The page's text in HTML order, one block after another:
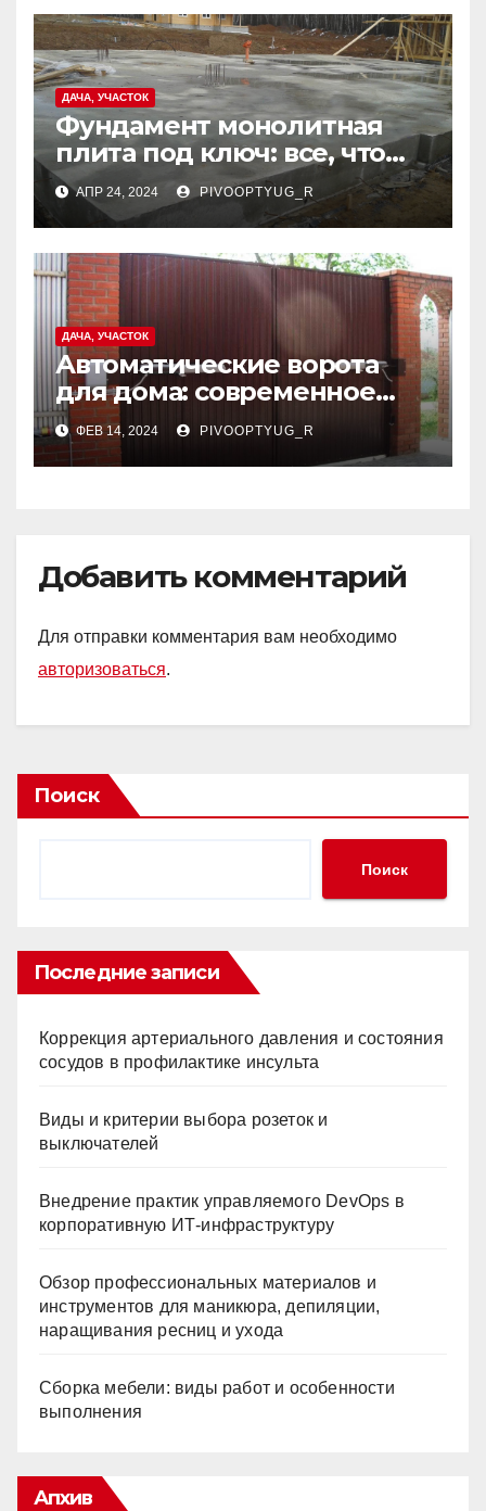
ДАЧА, УЧАСТОК
Фундамент монолитная
плита под ключ: все, что
нужно знать
АПР 24, 2024 PIVOOPTYUG_R
ДАЧА, УЧАСТОК
Автоматические ворота
для дома: современное
решение для комфортной
жизни
ФЕВ 14, 2024 PIVOOPTYUG_R
Добавить комментарий
Для отправки комментария вам необходимо
авторизоваться.
Поиск
Поиск
Последние записи
Коррекция артериального давления и состояния
сосудов в профилактике инсульта
Виды и критерии выбора розеток и
выключателей
Внедрение практик управляемого DevOps в
корпоративную ИТ-инфраструктуру
Обзор профессиональных материалов и
инструментов для маникюра, депиляции,
наращивания ресниц и ухода
Сборка мебели: виды работ и особенности
выполнения
Апхив